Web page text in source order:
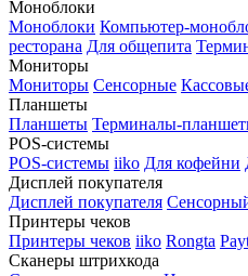
Моноблоки
Моноблоки Компьютер-
ресторана Для общепита
Мониторы
Мониторы Сенсорные
Планшеты
Планшеты Терминалы-
POS-системы
POS-системы iiko Для кофейни
Дисплей покупателя
Дисплей покупателя
Принтеры чеков
Принтеры чеков iiko Rongta
Сканеры штрихкода